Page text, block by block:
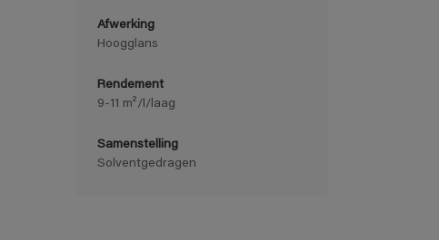
Afwerking
Hoogglans
Rendement
9-11 m²/l/laag
Samenstelling
Solventgedragen